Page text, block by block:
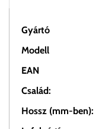
Gyártó
Modell
EAN
Család:
Hossz (mm-ben):